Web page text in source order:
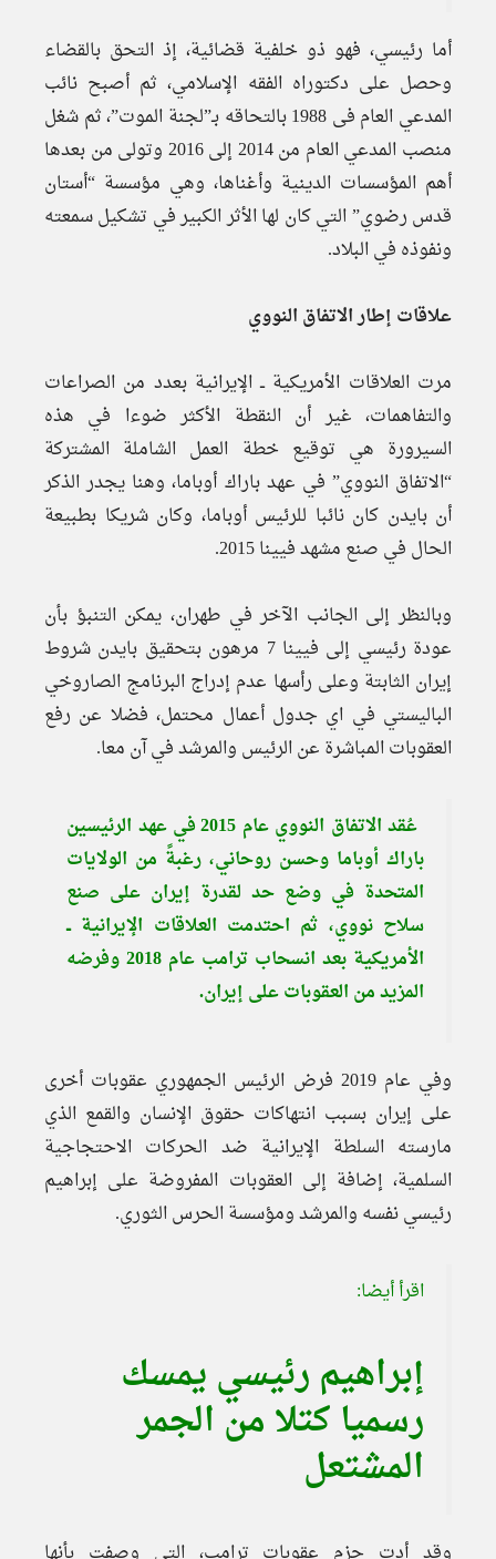
أما رئيسي، فهو ذو خلفية قضائية، إذ التحق بالقضاء
وحصل على دكتوراه الفقه الإسلامي، ثم أصبح نائب
المدعي العام فى 1988 بالتحاقه بـ”لجنة الموت”، ثم شغل
منصب المدعي العام من 2014 إلى 2016 وتولى من بعدها
أهم المؤسسات الدينية وأغناها، وهي مؤسسة “أستان
قدس رضوي” التي كان لها الأثر الكبير في تشكيل سمعته
ونفوذه في البلاد.
علاقات إطار الاتفاق النووي
مرت العلاقات الأمريكية ــ الإيرانية بعدد من الصراعات
والتفاهمات، غير أن النقطة الأكثر ضوءا في هذه
السيرورة هي توقيع خطة العمل الشاملة المشتركة
“الاتفاق النووي” في عهد باراك أوباما، وهنا يجدر الذكر
أن بايدن كان نائبا للرئيس أوباما، وكان شريكا بطبيعة
الحال في صنع مشهد فيينا 2015.
وبالنظر إلى الجانب الآخر في طهران، يمكن التنبؤ بأن
عودة رئيسي إلى فيينا 7 مرهون بتحقيق بايدن شروط
إيران الثابتة وعلى رأسها عدم إدراج البرنامج الصاروخي
الباليستي في اي جدول أعمال محتمل، فضلا عن رفع
العقوبات المباشرة عن الرئيس والمرشد في آن معا.
عُقد الاتفاق النووي عام 2015 في عهد الرئيسين
باراك أوباما وحسن روحاني، رغبةً من الولايات
المتحدة في وضع حد لقدرة إيران على صنع
سلاح نووي، ثم احتدمت العلاقات الإيرانية ــ
الأمريكية بعد انسحاب ترامب عام 2018 وفرضه
المزيد من العقوبات على إيران.
وفي عام 2019 فرض الرئيس الجمهوري عقوبات أخرى
على إيران بسبب انتهاكات حقوق الإنسان والقمع الذي
مارسته السلطة الإيرانية ضد الحركات الاحتجاجية
السلمية، إضافة إلى العقوبات المفروضة على إبراهيم
رئيسي نفسه والمرشد ومؤسسة الحرس الثوري.
اقرأ أيضا:
إبراهيم رئيسي يمسك
رسميا كتلا من الجمر
المشتعل